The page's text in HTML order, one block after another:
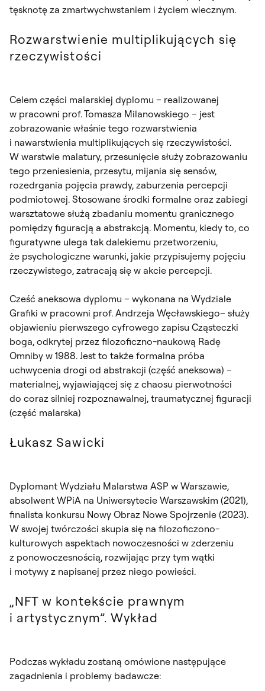
tęsknotę za zmartwychwstaniem i życiem wiecznym.
Rozwarstwienie multiplikujących się
rzeczywistości
Celem części malarskiej dyplomu – realizowanej
w pracowni prof. Tomasza Milanowskiego – jest
zobrazowanie właśnie tego rozwarstwienia
i nawarstwienia multiplikujących się rzeczywistości.
W warstwie malatury, przesunięcie służy zobrazowaniu
tego przeniesienia, przesytu, mijania się sensów,
rozedrgania pojęcia prawdy, zaburzenia percepcji
podmiotowej. Stosowane środki formalne oraz zabiegi
warsztatowe służą zbadaniu momentu granicznego
pomiędzy figuracją a abstrakcją. Momentu, kiedy to, co
figuratywne ulega tak dalekiemu przetworzeniu,
że psychologiczne warunki, jakie przypisujemy pojęciu
rzeczywistego, zatracają się w akcie percepcji.
Cześć aneksowa dyplomu – wykonana na Wydziale
Grafiki w pracowni prof. Andrzeja Węcławskiego– służy
objawieniu pierwszego cyfrowego zapisu Cząsteczki
boga, odkrytej przez filozoficzno-naukową Radę
Omniby w 1988. Jest to także formalna próba
uchwycenia drogi od abstrakcji (część aneksowa) –
materialnej, wyjawiającej się z chaosu pierwotności
do coraz silniej rozpoznawalnej, traumatycznej figuracji
(część malarska)
Łukasz Sawicki
Dyplomant Wydziału Malarstwa ASP w Warszawie,
absolwent WPiA na Uniwersytecie Warszawskim (2021),
finalista konkursu Nowy Obraz Nowe Spojrzenie (2023).
W swojej twórczości skupia się na filozoficzono-
kulturowych aspektach nowoczesności w zderzeniu
z ponowoczesnością, rozwijając przy tym wątki
i motywy z napisanej przez niego powieści.
„NFT w kontekście prawnym
i artystycznym”. Wykład
Podczas wykładu zostaną omówione następujące
zagadnienia i problemy badawcze: